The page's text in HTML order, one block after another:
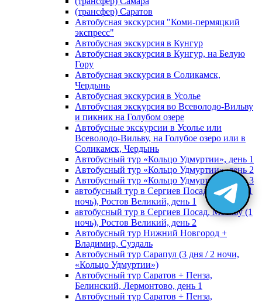
(трансфер) Саратов
Автобусная экскурсия "Коми-пермяцкий
экспресс"
Автобусная экскурсия в Кунгур
Автобусная экскурсия в Кунгур, на Белую
Гору
Автобусная экскурсия в Соликамск,
Чердынь
Автобусная экскурсия в Усолье
Автобусная экскурсия во Всеволодо-Вильву
и пикник на Голубом озере
Автобусные экскурсии в Усолье или
Всеволодо-Вильву, на Голубое озеро или в
Соликамск, Чердынь
Автобусный тур «Кольцо Удмуртии», день 1
Автобусный тур «Кольцо Удмуртии», день 2
Автобусный тур «Кольцо Удмуртии», день 3
автобусный тур в Сергиев Посад, Москву (1
ночь), Ростов Великий, день 1
автобусный тур в Сергиев Посад, Москву (1
ночь), Ростов Великий, день 2
Автобусный тур Нижний Новгород +
Владимир, Суздаль
Автобусный тур Сарапул (3 дня / 2 ночи,
«Кольцо Удмуртии»)
Автобусный тур Саратов + Пенза,
Белинский, Лермонтово, день 1
Автобусный тур Саратов + Пенза,